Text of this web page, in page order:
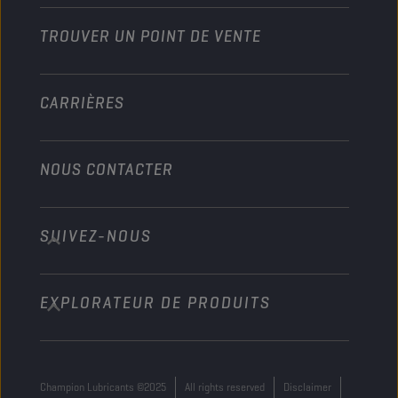
Marine
TROUVER UN POINT DE VENTE
CARRIÈRES
NOUS CONTACTER
info@championlubes.com
+32 3 870 00 20
Georges Gilliotstraat, 52 2620 Hemiksem
SUIVEZ-NOUS
EXPLORATEUR DE PRODUITS
Champion Lubricants ©2025 All rights reserved Disclaimer